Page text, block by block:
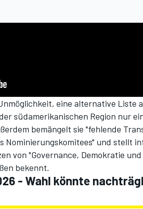
eine alternative Liste
südamerikanischen Region nur
bemängelt sie "fehlende
und stellt
von "Governance, Demokratie
bekennt.
- Wahl könnte